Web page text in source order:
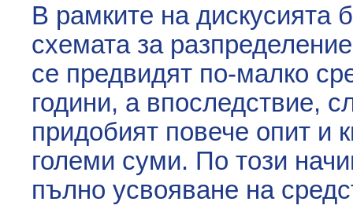
В рамките на дискусията
схемата за
се предвидят по-малко
години, а впоследствие,
придобият повече опит и
големи суми. По този
пълно усвояване на